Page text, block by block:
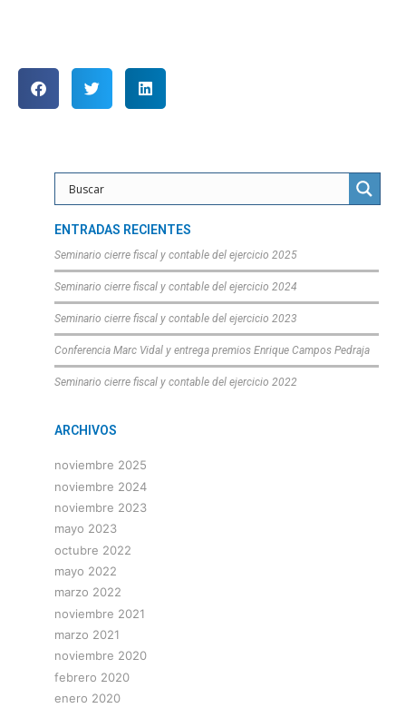
ENTRADAS RECIENTES
Seminario cierre fiscal y contable del ejercicio 2025
Seminario cierre fiscal y contable del ejercicio 2024
Seminario cierre fiscal y contable del ejercicio 2023
Conferencia Marc Vidal y entrega premios Enrique Campos Pedraja
Seminario cierre fiscal y contable del ejercicio 2022
ARCHIVOS
noviembre 2025
noviembre 2024
noviembre 2023
mayo 2023
octubre 2022
mayo 2022
marzo 2022
noviembre 2021
marzo 2021
noviembre 2020
febrero 2020
enero 2020